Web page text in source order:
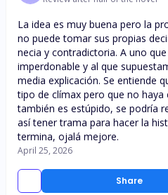
Share
La idea es muy buena pero la
no puede tomar sus propias
necia y contradictoria. A uno
imperdonable y al que
media explicación. Se entiende
tipo de clímax pero que no
también es estúpido, se podría
así tener trama para hacer la
termina, ojalá mejore.
April 25, 2026